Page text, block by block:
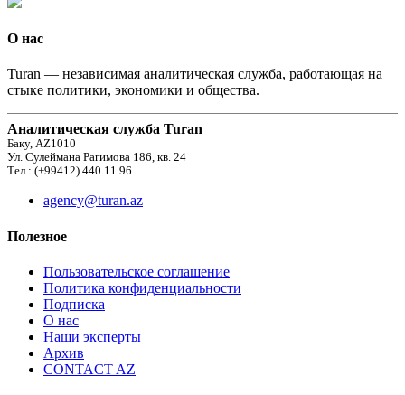
О нас
Turan — независимая аналитическая служба, работающая на
стыке политики, экономики и общества.
Аналитическая служба Turan
Баку, AZ1010
Ул. Сулеймана Рагимова 186, кв. 24
Тел.: (+99412) 440 11 96
agency@turan.az
Полезное
Пользовательское соглашение
Политика конфиденциальности
Подписка
О нас
Наши эксперты
Архив
CONTACT AZ